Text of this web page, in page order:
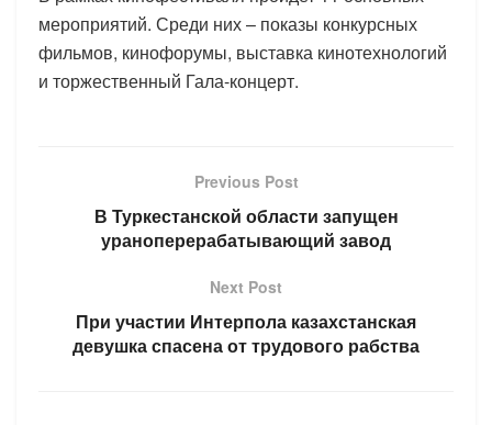
мероприятий. Среди них – показы конкурсных
фильмов, кинофорумы, выставка кинотехнологий
и торжественный Гала-концерт.
Previous Post
В Туркестанской области запущен
ураноперерабатывающий завод
Next Post
При участии Интерпола казахстанская
девушка спасена от трудового рабства